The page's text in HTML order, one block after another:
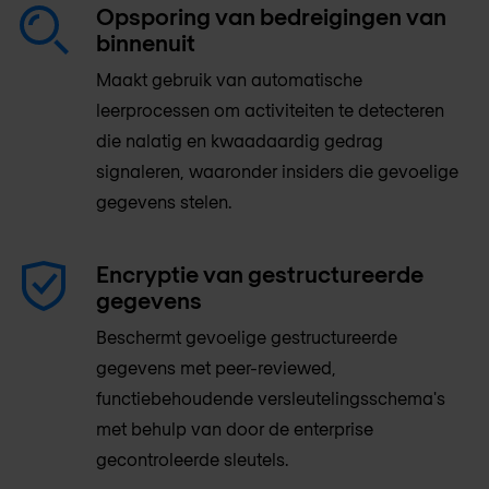
Opsporing van bedreigingen van
binnenuit
Maakt gebruik van automatische
leerprocessen om activiteiten te detecteren
die nalatig en kwaadaardig gedrag
signaleren, waaronder insiders die gevoelige
gegevens stelen.
Encryptie van gestructureerde
gegevens
Beschermt gevoelige gestructureerde
gegevens met peer-reviewed,
functiebehoudende versleutelingsschema's
met behulp van door de enterprise
gecontroleerde sleutels.